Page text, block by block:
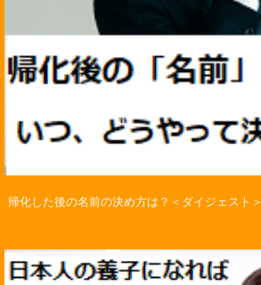
帰化した後の名前の決め方は？＜ダイジェスト＞